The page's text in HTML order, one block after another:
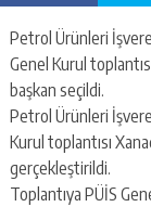
Petrol Ürünleri
Genel Kurul
başkan seçildi.
Petrol Ürünleri
Kurul toplantısı
gerçekleştirildi.
Toplantıya PÜİS